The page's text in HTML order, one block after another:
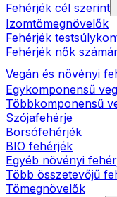
Fehérjék cél szerint
Izomtömegnövelők
Fehérjék
Fehérjék nők
Vegán és növényi
Egykomponensű
Többkomponensű
Szójafehérje
Borsófehérjék
BIO fehérjék
Egyéb növényi
Több összetevőjű
Tömegnövelők